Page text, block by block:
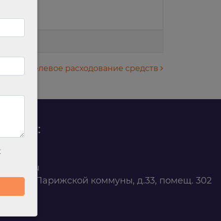
Целевое расходование средств
45
ул. Парижской коммуны, д.33, помещ. 302